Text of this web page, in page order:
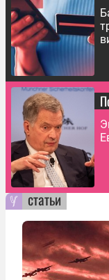
статьи